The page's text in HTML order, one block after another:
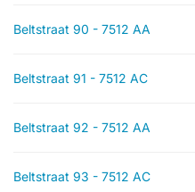
Beltstraat 90 - 7512 AA
Beltstraat 91 - 7512 AC
Beltstraat 92 - 7512 AA
Beltstraat 93 - 7512 AC